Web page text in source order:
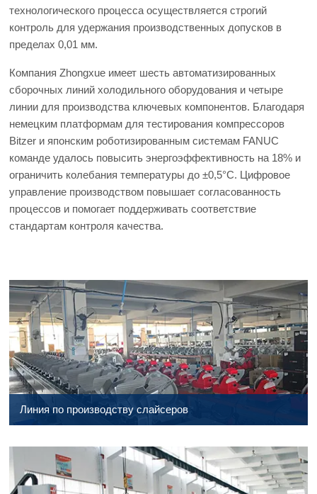
технологического процесса осуществляется строгий
контроль для удержания производственных допусков в
пределах 0,01 мм.
Компания Zhongxue имеет шесть автоматизированных
сборочных линий холодильного оборудования и четыре
линии для производства ключевых компонентов. Благодаря
немецким платформам для тестирования компрессоров
Bitzer и японским роботизированным системам FANUC
команде удалось повысить энергоэффективность на 18% и
ограничить колебания температуры до ±0,5°C. Цифровое
управление производством повышает согласованность
процессов и помогает поддерживать соответствие
стандартам контроля качества.
Линия по производству слайсеров